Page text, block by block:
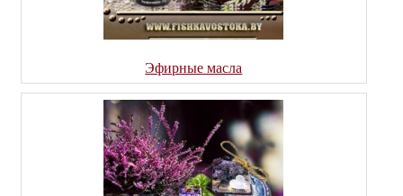
Эфирные масла